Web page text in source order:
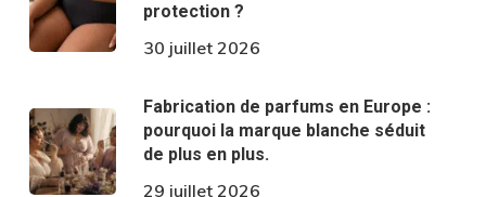
protection ?
30 juillet 2026
Fabrication de parfums en Europe :
pourquoi la marque blanche séduit
de plus en plus.
29 juillet 2026